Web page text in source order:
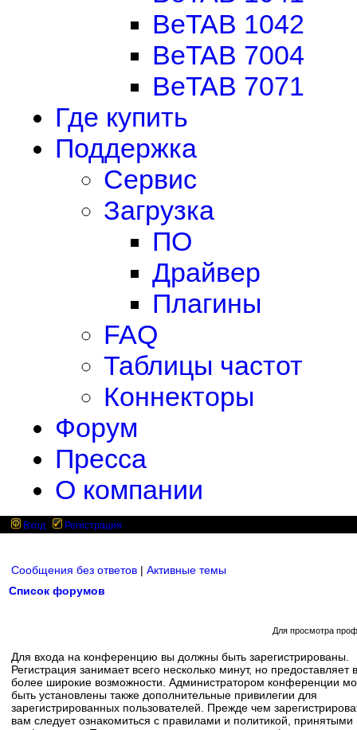
BeTAB 1042
BeTAB 7004
BeTAB 7071
Где купить
Поддержка
Сервис
Загрузка
ПО
Драйвер
Плагины
FAQ
Таблицы частот
Коннекторы
Форум
Пресса
О компании
Вход Регистрация
Сообщения без ответов | Активные темы
Список форумов
Для просмотра
Для входа на конференцию вы должны быть зарегистрированы.
Регистрация занимает всего несколько минут, но предоставляет
более широкие возможности. Администратором конференции
быть установлены также дополнительные привилегии для
зарегистрированных пользователей. Прежде чем
вам следует ознакомиться с правилами и политикой, принятыми